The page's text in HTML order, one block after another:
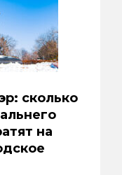
сколько
на